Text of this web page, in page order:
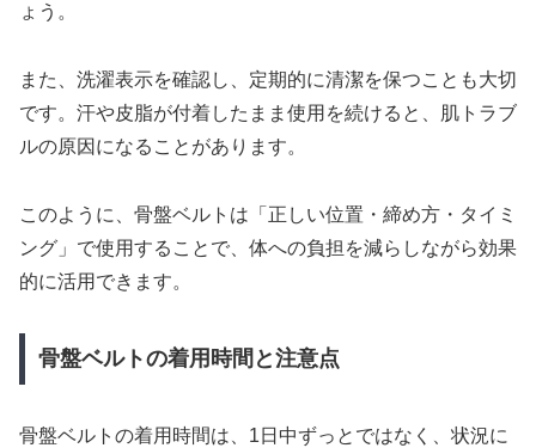
ょう。
また、洗濯表示を確認し、定期的に清潔を保つことも大切
です。汗や皮脂が付着したまま使用を続けると、肌トラブ
ルの原因になることがあります。
このように、骨盤ベルトは「正しい位置・締め方・タイミ
ング」で使用することで、体への負担を減らしながら効果
的に活用できます。
骨盤ベルトの着用時間と注意点
骨盤ベルトの着用時間は、1日中ずっとではなく、状況に